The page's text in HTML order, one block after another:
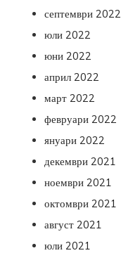
септември 2022
юли 2022
юни 2022
април 2022
март 2022
февруари 2022
януари 2022
декември 2021
ноември 2021
октомври 2021
август 2021
юли 2021